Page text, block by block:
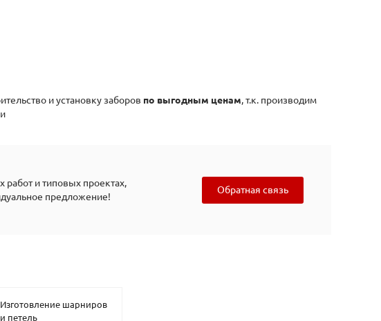
и установку заборов по выгодным ценам, т.к. производим
работ и типовых проектах,
предложение!
Обратная связь
Изготовление шарниров
и петель